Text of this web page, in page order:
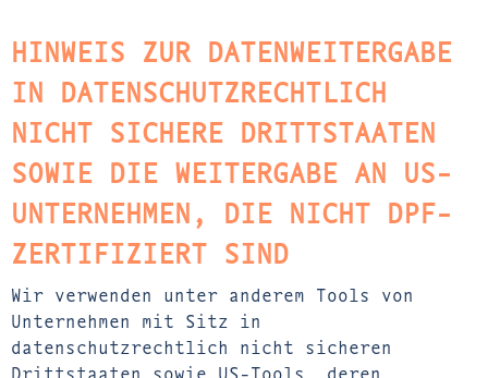
HINWEIS ZUR DATENWEITERGABE
IN DATENSCHUTZRECHTLICH
NICHT SICHERE DRITTSTAATEN
SOWIE DIE WEITERGABE AN US-
UNTERNEHMEN, DIE NICHT DPF-
ZERTIFIZIERT SIND
Wir verwenden unter anderem Tools von
Unternehmen mit Sitz in
datenschutzrechtlich nicht sicheren
Drittstaaten sowie US-Tools, deren